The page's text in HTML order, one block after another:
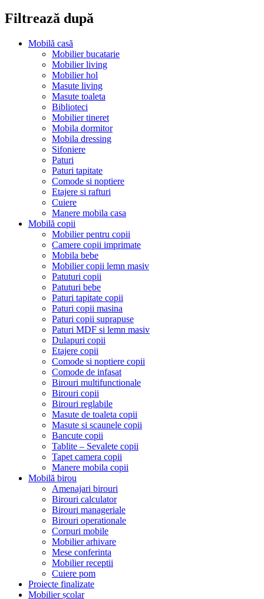
Filtrează după
Mobilă casă
Mobilier bucatarie
Mobilier living
Mobilier hol
Masute living
Masute toaleta
Biblioteci
Mobilier tineret
Mobila dormitor
Mobila dressing
Sifoniere
Paturi
Paturi tapitate
Comode si noptiere
Etajere si rafturi
Cuiere
Manere mobila casa
Mobilă copii
Mobilier pentru copii
Camere copii imprimate
Mobila bebe
Mobilier copii lemn masiv
Patuturi copii
Patuturi bebe
Paturi tapitate copii
Paturi copii masina
Paturi copii suprapuse
Paturi MDF si lemn masiv
Dulapuri copii
Etajere copii
Comode si noptiere copii
Comode de infasat
Birouri multifunctionale
Birouri copii
Birouri reglabile
Masute de toaleta copii
Masute si scaunele copii
Bancute copii
Tablite – Sevalete copii
Tapet camera copii
Manere mobila copii
Mobilă birou
Amenajari birouri
Birouri calculator
Birouri manageriale
Birouri operationale
Corpuri mobile
Mobilier arhivare
Mese conferinta
Mobilier receptii
Cuiere pom
Proiecte finalizate
Mobilier școlar